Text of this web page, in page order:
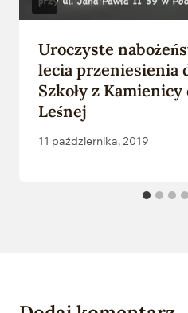
Uroczyste
lecia przeniesienia
Szkoły z
Leśnej
11 października, 2019